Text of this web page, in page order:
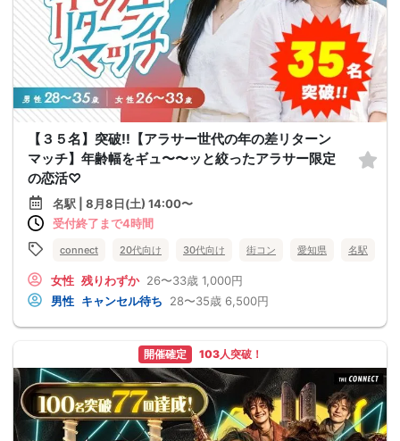
【３５名】突破!!【アラサー世代の年の差リターン
マッチ】年齢幅をギュ〜〜ッと絞ったアラサー限定
の恋活♡
名駅 | 8月8日(土) 14:00〜
受付終了まで4時間
connect 20代向け 30代向け 街コン 愛知県 名駅
女性 残りわずか 26〜33歳 1,000円
男性 キャンセル待ち 28〜35歳 6,500円
開催確定 103人突破！